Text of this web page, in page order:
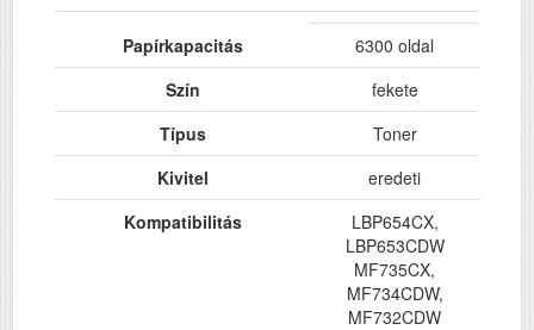
Papírkapacitás
6300 oldal
Szín
fekete
Típus
Toner
Kivitel
eredeti
Kompatibilitás
LBP654CX,
LBP653CDW
MF735CX,
MF734CDW,
MF732CDW